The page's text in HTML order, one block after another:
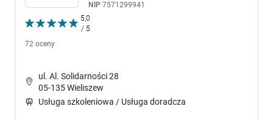
5,0
/ 5
72 oceny
NIP 7571299941
ul. Al. Solidarności 28
05-135 Wieliszew
Usługa szkoleniowa / Usługa doradcza